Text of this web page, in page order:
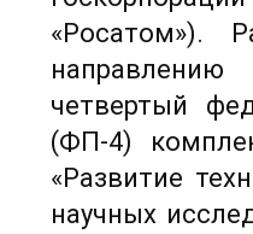
«Росатом»).
четвертый
(ФП-4)
«Развитие
научных